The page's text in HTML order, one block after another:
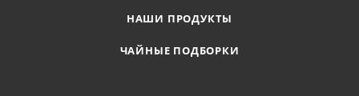
НАШИ ПРОДУКТЫ
ЧАЙНЫЕ ПОДБОРКИ